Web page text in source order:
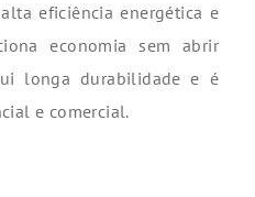
eficiência energética e
economia sem abrir
longa durabilidade e é
e comercial.